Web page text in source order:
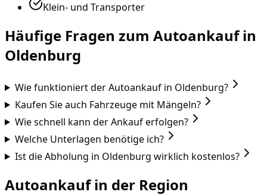
Klein- und Transporter
Häufige Fragen zum Autoankauf in
Oldenburg
Wie funktioniert der Autoankauf in Oldenburg?
Kaufen Sie auch Fahrzeuge mit Mängeln?
Wie schnell kann der Ankauf erfolgen?
Welche Unterlagen benötige ich?
Ist die Abholung in Oldenburg wirklich kostenlos?
Autoankauf in der Region